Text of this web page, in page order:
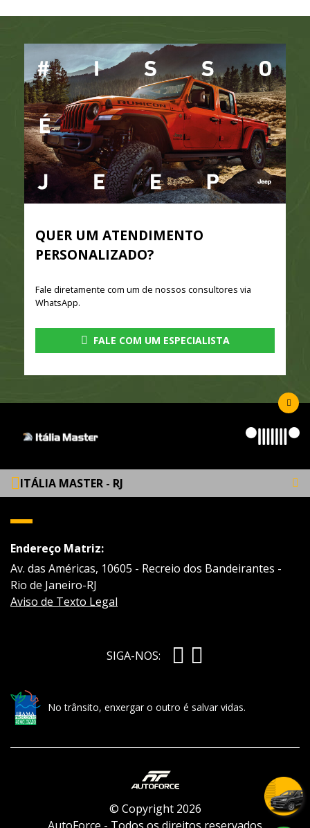
QUER UM ATENDIMENTO
PERSONALIZADO?
Fale diretamente com um de nossos consultores via
WhatsApp.
FALE COM UM ESPECIALISTA
ITÁLIA MASTER - RJ
Endereço Matriz:
Av. das Américas, 10605 - Recreio dos Bandeirantes -
Rio de Janeiro-RJ
Aviso de Texto Legal
SIGA-NOS:
No trânsito, enxergar o outro é salvar vidas.
© Copyright 2026
AutoForce - Todos os direitos reservados